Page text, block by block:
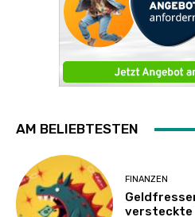
AM BELIEBTESTEN
FINANZEN
versteckte